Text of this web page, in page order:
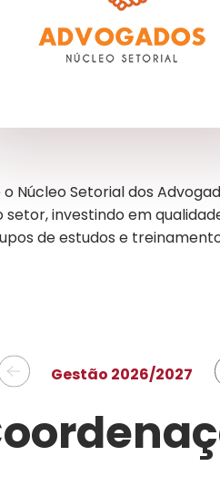
o Núcleo Setorial dos
setor, investindo em
de estudos e
Gestão 2026/2027
Gestão 2024/2025
Gestão 2022/2023
Gestão 2020/2021